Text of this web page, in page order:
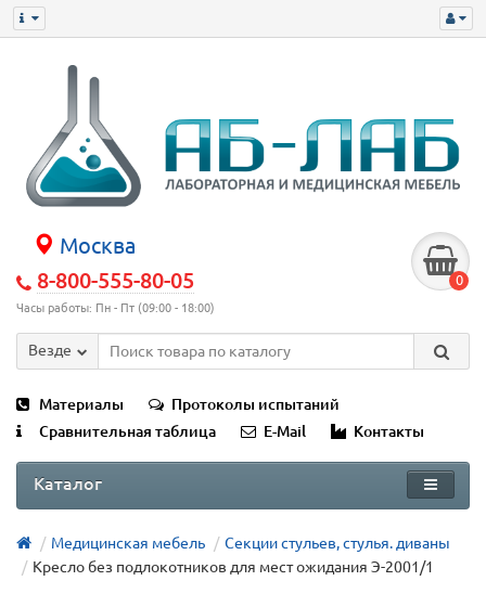
Москва
8-800-555-80-05
Часы работы: Пн - Пт (09:00 - 18:00)
0
Везде
Материалы
Протоколы испытаний
Сравнительная таблица
E-Mail Контакты
Каталог
Медицинская мебель
Секции стульев, стулья. диваны
Кресло без подлокотников для мест ожидания Э-2001/1